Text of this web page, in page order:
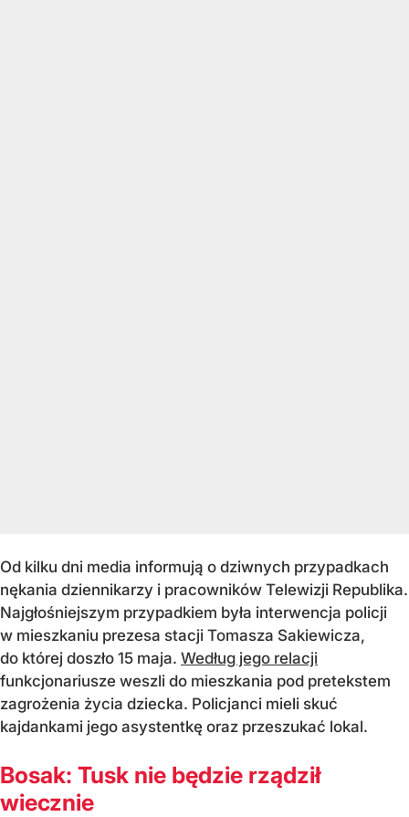
Od kilku dni media informują o dziwnych przypadkach
nękania dziennikarzy i pracowników Telewizji Republika.
Najgłośniejszym przypadkiem była interwencja policji
w mieszkaniu prezesa stacji Tomasza Sakiewicza,
do której doszło 15 maja. Według jego relacji
funkcjonariusze weszli do mieszkania pod pretekstem
zagrożenia życia dziecka. Policjanci mieli skuć
kajdankami jego asystentkę oraz przeszukać lokal.
Bosak: Tusk nie będzie rządził
wiecznie